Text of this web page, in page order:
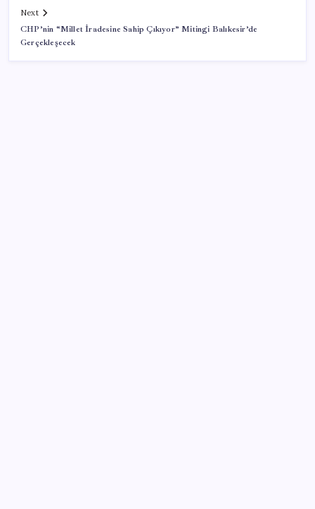
Next
CHP’nin “Millet İradesine Sahip Çıkıyor” Mitingi Balıkesir’de
Gerçekleşecek